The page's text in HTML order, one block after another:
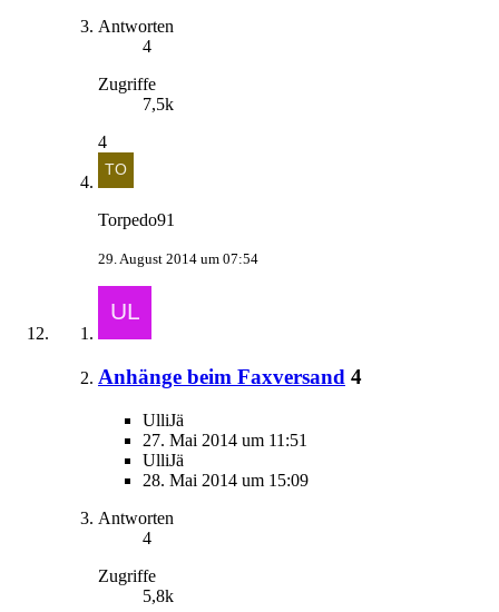
Antworten
4
Zugriffe
7,5k
4
Torpedo91
29. August 2014 um 07:54
Anhänge beim Faxversand 4
UlliJä
27. Mai 2014 um 11:51
UlliJä
28. Mai 2014 um 15:09
Antworten
4
Zugriffe
5,8k